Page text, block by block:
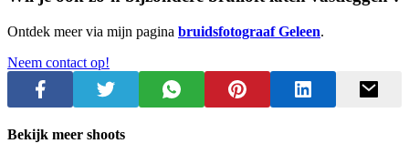
Ontdek meer via mijn pagina bruidsfotograaf Geleen.
Neem contact op!
Bekijk meer shoots